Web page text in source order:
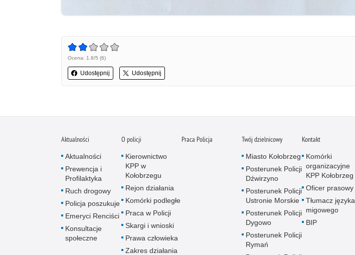
Ocena: 1.8/5 (6)
Udostępnij Udostępnij
Aktualności
Aktualności
Prewencja i
Profilaktyka
Ruch drogowy
Policja poszukuje
Emeryci Renciści
Konsultacje
społeczne
O policji
Kierownictwo
KPP w
Kołobrzegu
Rejon działania
Komórki podległe
Praca w Policji
Skargi i wnioski
Prawa człowieka
Zakres działania
Praca Policja Twój dzielnicowy
Miasto Kołobrzeg
Posterunek Policji
Dźwirzyno
Posterunek Policji
Ustronie Morskie
Posterunek Policji
Dygowo
Posterunek Policji
Rymań
Kontakt
Komórki
organizacyjne
KPP Kołobrzeg
Oficer prasowy
Tłumacz języka
migowego
BIP